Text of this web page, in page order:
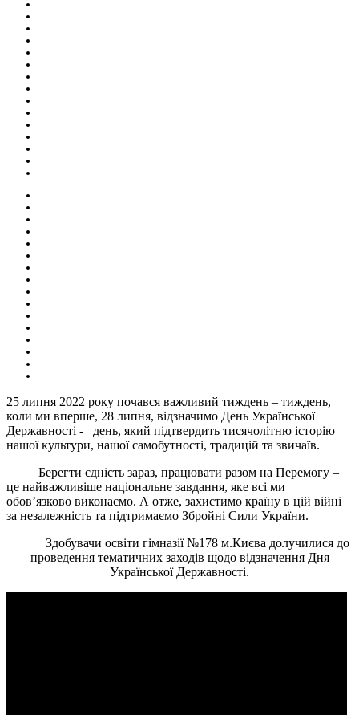
25 липня 2022 року почався важливий тиждень – тиждень,
коли ми вперше, 28 липня, відзначимо День Української
Державності - день, який підтвердить тисячолітню історію
нашої культури, нашої самобутності, традицій та звичаїв.
Берегти єдність зараз, працювати разом на Перемогу –
це найважливіше національне завдання, яке всі ми
обов’язково виконаємо. А отже, захистимо країну в цій війні
за незалежність та підтримаємо Збройні Сили України.
Здобувачи освіти гімназії №178 м.Києва долучилися до
проведення тематичних заходів щодо відзначення Дня
Української Державності.